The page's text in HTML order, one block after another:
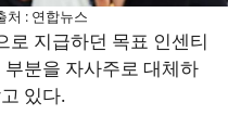
처 : 연합뉴스
로 지급하던 목표 인센티
분을 자사주로 대체하
있다.